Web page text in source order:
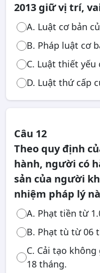
2013 giữ vị trí,
A. Luật cơ bản
B. Pháp luật cơ
C. Luật thiết yếu
D. Luật thứ cấp
Câu 12
Theo quy định
hành, người có
sản của người
nhiệm pháp lý
A. Phạt tiền từ
B. Phạt tù từ 06
C. Cải tạo
18 tháng.